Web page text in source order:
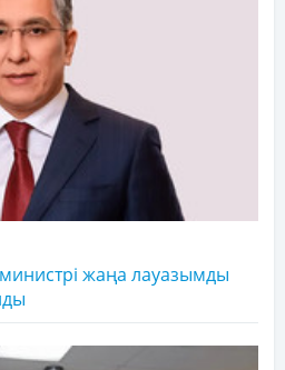
жаңа лауазымды